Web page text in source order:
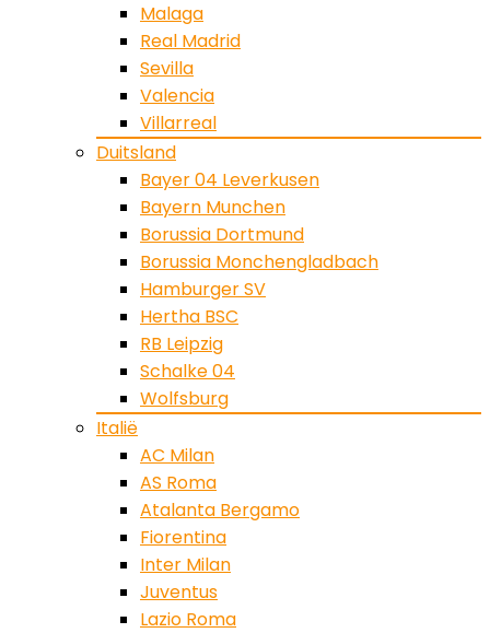
Malaga
Real Madrid
Sevilla
Valencia
Villarreal
Duitsland
Bayer 04 Leverkusen
Bayern Munchen
Borussia Dortmund
Borussia Monchengladbach
Hamburger SV
Hertha BSC
RB Leipzig
Schalke 04
Wolfsburg
Italië
AC Milan
AS Roma
Atalanta Bergamo
Fiorentina
Inter Milan
Juventus
Lazio Roma